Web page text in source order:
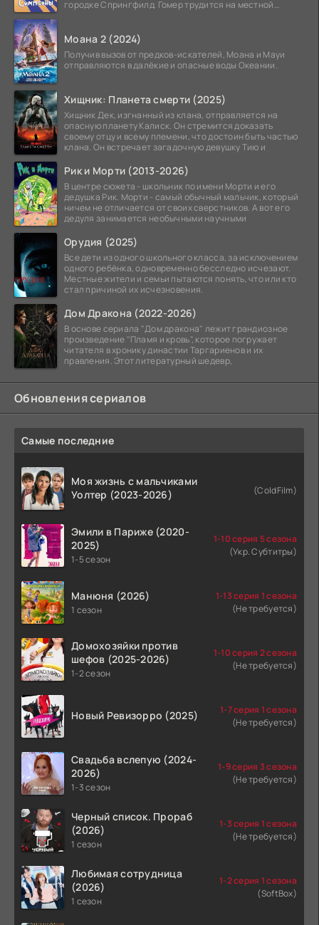
городке Спрингфилд. Гомер трудится на местной
Моана 2 (2024)
Получив вызов от предков-искателей, Моана и Мауи
отправляются в далёкие и опасные воды Океании.
Хищник: Планета смерти (2025)
Хищник Дек, изгнанный из клана, отправляется на
опасную планету Калиск. Он стремится доказать
своему отцу и всему племени, что достоин быть частью
клана. Он встречает загадочную девушку Тию и
Рик и Морти (2013-2026)
В центре сюжета - школьник по имени Морти и его
дедушка Рик. Морти - самый обычный мальчик, который
ничем не отличается от своих сверстников. А вот его
дедуля занимается необычными научными
Орудия (2025)
Все дети из одного школьного класса, за исключением
одного ребёнка, одновременно бесследно исчезают.
Местные жители и семьи пытаются понять, что или кто
стал причиной их исчезновения.
Дом Дракона (2022-2026)
В основе сериала "Дом дракона" лежит грандиозное
произведение "Пламя и кровь", которое погружает
читателя в хронику династии Таргариенов и их
правления. Этот литературный шедевр,
Обновления сериалов
Самые последние
Моя жизнь с мальчиками
Уолтер (2023-2026)
(ColdFilm)
Эмили в Париже (2020-
2025)
1-5 сезон
1-10 серия 5 сезона
(Укр. Субтитры)
Манюня (2026)
1 сезон
1-13 серия 1 сезона
(Не требуется)
Домохозяйки против
шефов (2025-2026)
1-2 сезон
1-10 серия 2 сезона
(Не требуется)
Новый Ревизорро (2025)
1-7 серия 1 сезона
(Не требуется)
Свадьба вслепую (2024-
2026)
1-3 сезон
1-9 серия 3 сезона
(Не требуется)
Черный список. Прораб
(2026)
1 сезон
1-3 серия 1 сезона
(Не требуется)
Любимая сотрудница
(2026)
1 сезон
1-2 серия 1 сезона
(SoftBox)